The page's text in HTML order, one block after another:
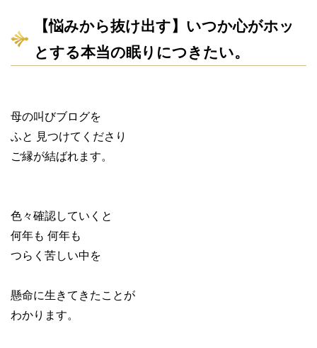
【悩みから抜け出す】いつか心がホッ
とする本当の眠りにつきたい。
母の叫びブログを
ふと 見つけてくださり
ご縁が結ばれます。
色々確認していくと
何年も 何年も
つらく苦しい中を
懸命に生きてきたことが
わかります。